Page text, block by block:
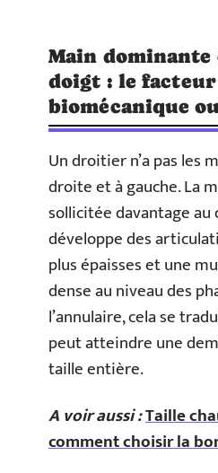
Main
doigt : le facteur
biomécanique
Un droitier n’a pas les
droite et à gauche. La
sollicitée davantage
développe des
plus épaisses et une
dense au niveau des
l’annulaire, cela se
peut atteindre une
taille entière.
A voir aussi :Taille
comment choisir la